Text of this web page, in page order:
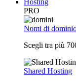
PRO
Nomi di
Scegli tra più
Shared Hosting